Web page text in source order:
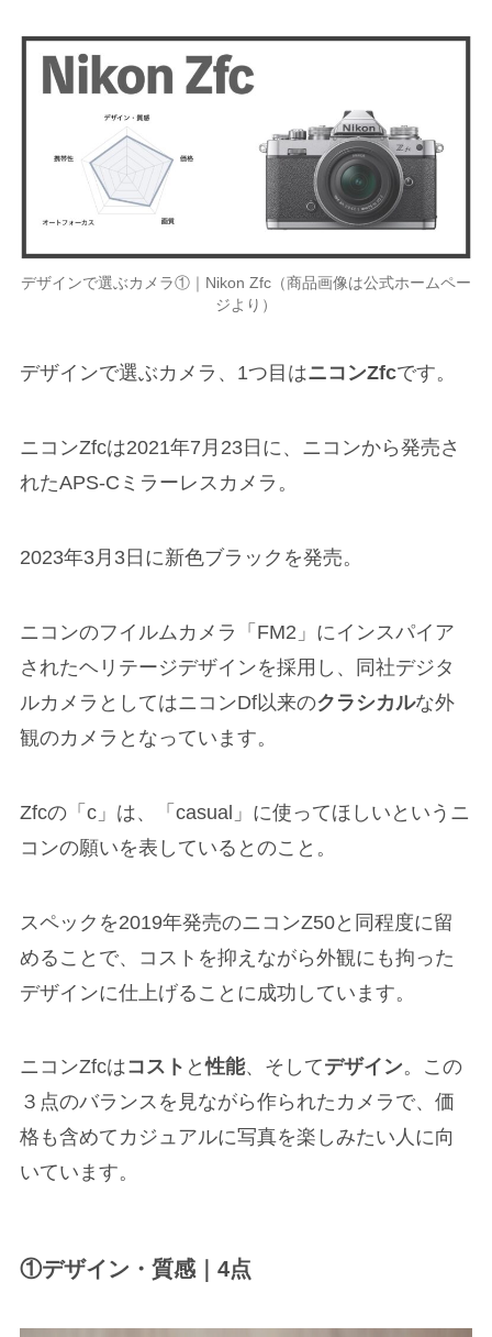
デザインで選ぶカメラ①｜Nikon Zfc（商品画像は公式ホームペー
ジより）
デザインで選ぶカメラ、1つ目はニコンZfcです。
ニコンZfcは2021年7月23日に、ニコンから発売さ
れたAPS-Cミラーレスカメラ。
2023年3月3日に新色ブラックを発売。
ニコンのフイルムカメラ「FM2」にインスパイア
されたヘリテージデザインを採用し、同社デジタ
ルカメラとしてはニコンDf以来のクラシカルな外
観のカメラとなっています。
Zfcの「c」は、「casual」に使ってほしいというニ
コンの願いを表しているとのこと。
スペックを2019年発売のニコンZ50と同程度に留
めることで、コストを抑えながら外観にも拘った
デザインに仕上げることに成功しています。
ニコンZfcはコスト と性能、そしてデザイン。この
３点のバランスを見ながら作られたカメラで、価
格も含めてカジュアルに写真を楽しみたい人に向
いています。
①デザイン・質感｜4点